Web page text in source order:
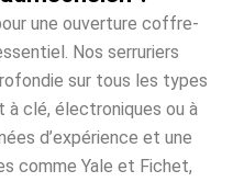
une ouverture coffre-
Nos serruriers
sur tous les types
clé, électroniques ou à
d’expérience et une
comme Yale et Fichet,